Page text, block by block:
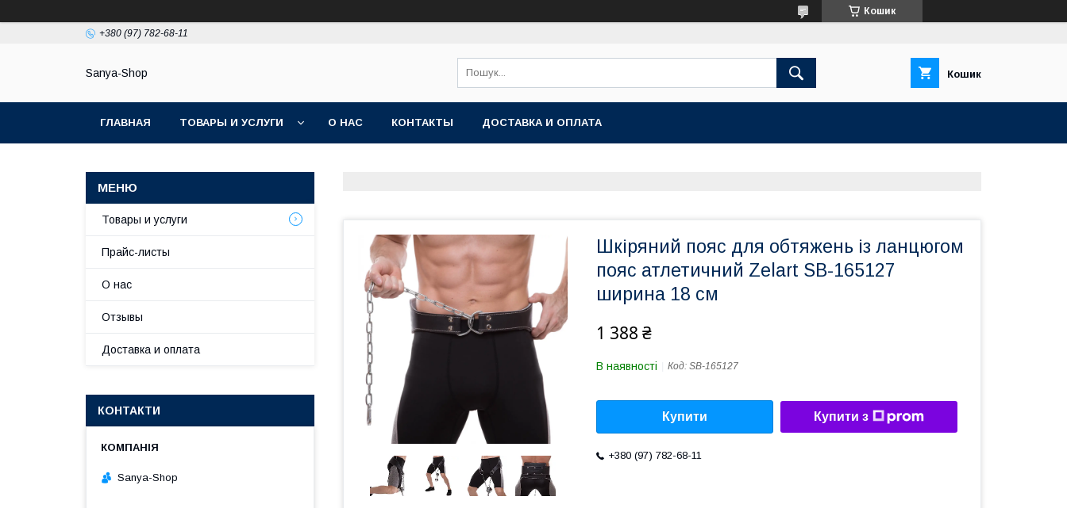
Кошик
+380 (97) 782-68-11
Sanya-Shop Кошик
ГЛАВНАЯ ТОВАРЫ И УСЛУГИ О НАС КОНТАКТЫ ДОСТАВКА И ОПЛАТА
Шкіряний пояс для обтяжень із ланцюгом
пояс атлетичний Zelart SB-165127
ширина 18 см
1 388 ₴
В наявності Код: SB-165127
Купити Купити з
+380 (97) 782-68-11
Товары и услуги
Прайс-листы
О нас
Отзывы
Доставка и оплата
КОНТАКТИ
Sanya-Shop